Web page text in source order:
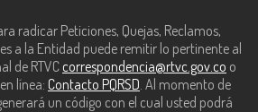
radicar Peticiones, Quejas, Reclamos,
a la Entidad puede remitir lo pertinente al
de RTVC correspondencia@rtvc.gov.co o
línea: Contacto PQRSD. Al momento de
un código con el cual usted podrá